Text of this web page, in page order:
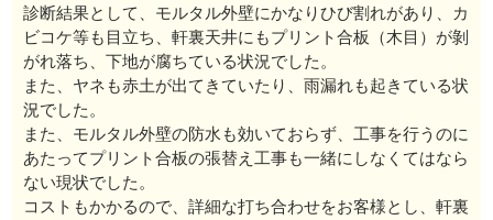
診断結果として、モルタル外壁にかなりひび割れがあり、カ
ビコケ等も目立ち、軒裏天井にもプリント合板（木目）が剝
がれ落ち、下地が腐ちている状況でした。
また、ヤネも赤土が出てきていたり、雨漏れも起きている状
況でした。
また、モルタル外壁の防水も効いておらず、工事を行うのに
あたってプリント合板の張替え工事も一緒にしなくてはなら
ない現状でした。
コストもかかるので、詳細な打ち合わせをお客様とし、軒裏